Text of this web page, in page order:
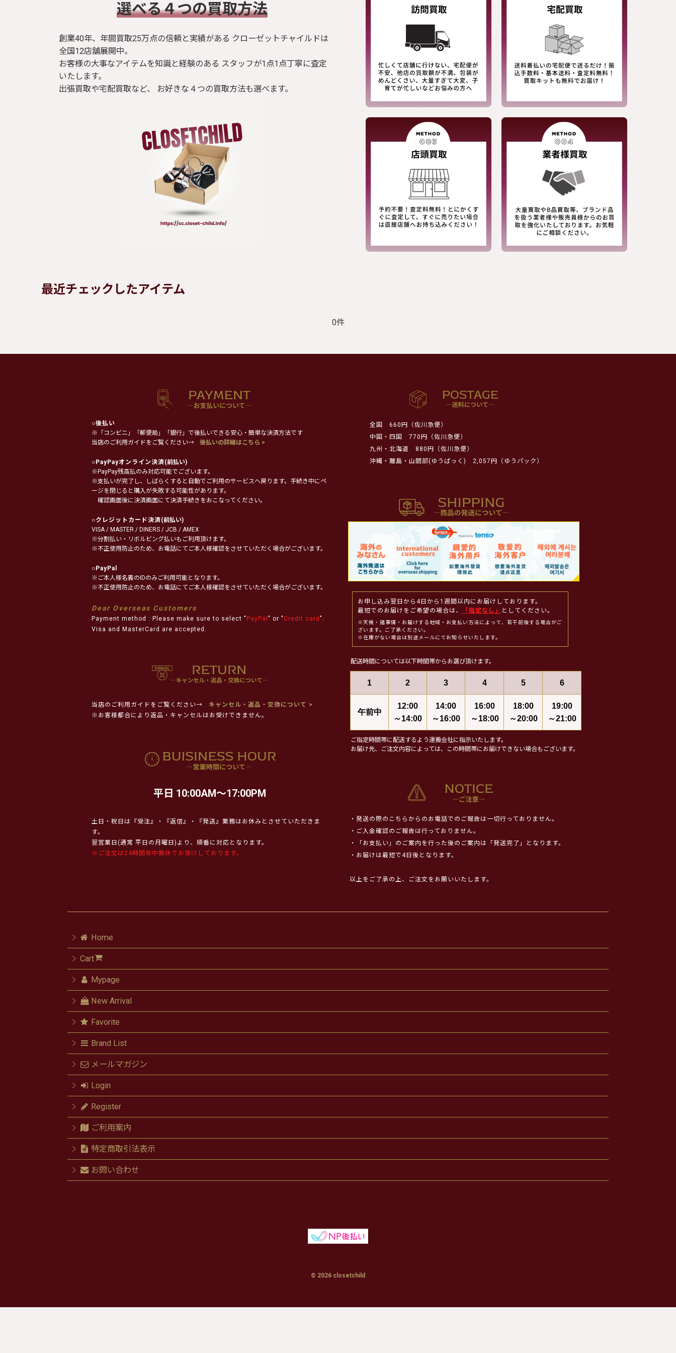
トップス
Tシャツ
パンツ
​選べる４つの買取方法
創業40年、年間買取25万点の信頼と実績がある クローゼットチャイルドは
全国12店舗展開中。
お客様の大事なアイテムを知識と経験のある スタッフが1点1点丁寧に査定
いたします。
出張買取や宅配買取など、 お好きな４つの買取方法も選べます。
最近チェックしたアイテム
0件
○後払い
※「コンビニ」「郵便局」「銀行」で後払いできる安心・簡単な決済方法です
当店のご利用ガイドをご覧ください→
後払いの詳細はこちら >
○ PayPayオンライン決済(前払い)
※PayPay残高払のみ対応可能でございます。
※支払いが完了し、しばらくすると自動でご利用のサービスへ戻ります。手続き中にペ
ージを閉じると購入が失敗する可能性があります。
確認画面後に決済画面にて決済手続きをおこなってください。
○クレジットカード決済(前払い)
VISA / MASTER / DINERS / JCB / AMEX
※分割払い・リボルビング払いもご利用頂けます。
※不正使用防止のため、お電話にてご本人様確認をさせていただく場合がございます。
○ PayPal
※ご本人様名義のIDのみご利用可能となります。
※不正使用防止のため、お電話にてご本人様確認をさせていただく場合がございます。
Dear Overseas Customers
Payment method : Please make sure to select " PayPal " or " Credit card ".
Visa and MasterCard are accepted.
当店のご利用ガイドをご覧ください→
キャンセル・返品・交換について >
※お客様都合により返品・キャンセルはお受けできません。
平日 10:00AM～17:00PM
土日・祝日は『受注』・『返信』・『発送』業務はお休みとさせていただきま
す。
翌営業日(通常 平日の月曜日)より、順番に対応となります。
※ご注文は24時間年中無休でお受けしております。
全国
660円（佐川急便）
中国・四国
770円（佐川急便）
九州・北海道
880円（佐川急便）
沖縄・離島・山間部(ゆうぱっく)
2,057円（ゆうパック）
お申し込み翌日から4日から1週間以内にお届けしております。
最短でのお届けをご希望の場合は、
「指定なし」 としてください。
※天候・諸事情・お届けする地域・お支払い方法によって、若干前後する場合がご
ざいます。ご了承ください。
※在庫がない場合は別途メールにてお知らせいたします。
配送時間については以下時間帯からお選び頂けます。
1 2 3 4 5 6
午前中
12:00
～14:00
14:00
～16:00
16:00
～18:00
18:00
～20:00
19:00
～21:00
ご指定時間帯に配送するよう運搬会社に指示いたします。
お届け先、ご注文内容によっては、この時間帯にお届けできない場合もございます。
・発送の際のこちらからのお電話でのご報告は一切行っておりません。
・ご入金確認のご報告は行っておりません。
・「お支払い」のご案内を行った後のご案内は「発送完了」となります。
・お届けは最短で4日後となります。
以上をご了承の上、ご注文をお願いいたします。
Home
Cart
Mypage
New Arrival
Favorite
Brand List
メールマガジン
Login
Register
ご利用案内
特定商取引法表示
お問い合わせ
© 2026 closetchild